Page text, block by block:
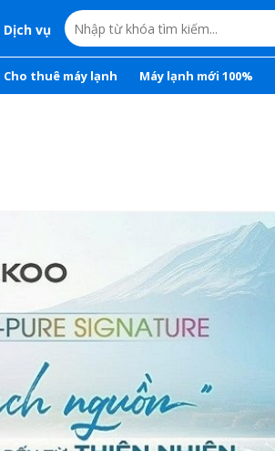
Dịch vụ
Cho thuê máy lạnh Máy lạnh mới 100%